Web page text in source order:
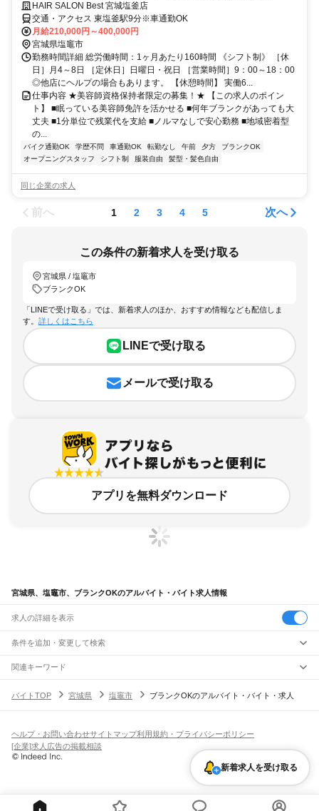
HAIR SALON Best 宮城塩釜店
交通・アクセス 東塩釜駅9分※車通勤OK
月給210,000円～400,000円
宮城県塩竈市
勤務時間詳細 総労働時間：1ヶ月あたり160時間 《シフト制》 ［休
日］月4～8日 ［定休日］日曜日・祝日 ［営業時間］9：00～18：00
◎他店にヘルプの場合もあります。 【休憩時間】 実働6...
仕事内容 ★美容師資格保持者限定の募集！★ 【この求人のポイン
ト】 ■眠っている美容師免許を活かせる ■何年ブランクがあっても大
丈夫 ■1分単位で残業代を支給 ■ノルマなしで安心勤務 ■地域密着型
の...
バイク通勤OK 学歴不問 車通勤OK 転勤なし 午前 夕方
ブランクOK
オープニングスタッフ
シフト制 服装自由 髪型・髪色自由
同じ企業の求人
前へ 1 2 3 4 5 次へ
この条件の新着求人を受け取る
宮城県 / 塩竈市
ブランクOK
「LINEで受け取る」では、新着求人のほか、おすすめ情報なども配信しま
す。 詳しくはこちら
LINEで受け取る
メールで受け取る
アプリを無料ダウンロード
宮城県、塩竈市、ブランクOKのアルバイト・バイト求人情報
求人の詳細を表示
条件を追加・変更して検索
市区町村を追加・変更
宮城県すべて
石巻市塩竈市気仙沼市白石市名取市角田市多賀城市岩沼市登米市
東松島市大崎市富谷市 亘理郡宮城郡黒川郡加美郡遠田郡
駅を追加・変更
越河駅 白石駅東白石駅 北白川駅 大河原駅船岡駅槻木駅 岩沼駅 館腰駅
南仙台駅太子堂駅長町駅仙台駅東仙台駅岩切駅新利府駅利府駅陸前山王駅
国府多賀城駅塩釜駅松島駅 鹿島台駅松山町駅小牛田駅田尻駅
飲食・フードサービス
飲食・フードサービス
ホールスタッフ
皿洗い・洗い場精肉・鮮魚加工
バー（BAR）・バーテンダー
飲食店（店長・マネージャー）
営業・販売
特徴を追加・変更
人気
髪型・髪色自由ひげOKネイルOK
留学生・外国人活躍中
短期
単発・1日OK 期間限定（春夏冬休み等）
契約社員
関連キーワード
宮城県 ブランクok宮城県 塩竈市 ネイルok
バイトTOP 宮城県 塩竈市 ブランクOKのアルバイト・バイト・求人
新着求人を受け取る
ヘルプ・お問い合わせサイトマップ利用規約・プライバシーポリシー
[企業]求人広告の掲載相談